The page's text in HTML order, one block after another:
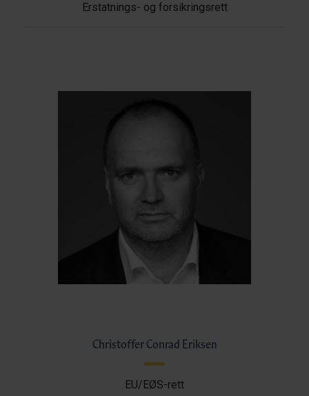
Erstatnings- og forsikringsrett
Christoffer Conrad Eriksen
EU/EØS-rett